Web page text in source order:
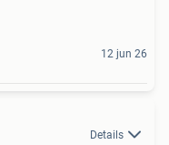
12 jun 26
Details